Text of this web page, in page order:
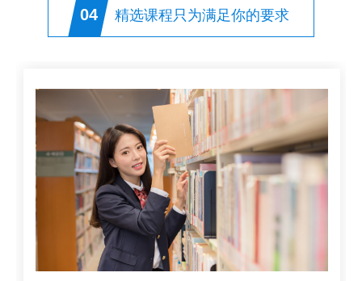
04 精选课程只为满足你的要求